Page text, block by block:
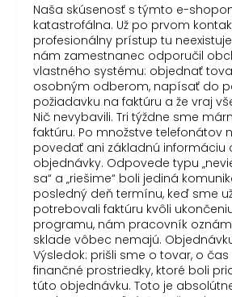
Naša skúsenosť s týmto e-
katastrofálna. Už po prvom
profesionálny prístup tu
nám zamestnanec odporučil
vlastného systému: objednať
osobným odberom, napísať do
požiadavku na faktúru a že vraj
Nič nevybavili. Tri týždne sme
faktúru. Po množstve telefonátov
povedať ani základnú informáciu
objednávky. Odpovede typu
sa“ a „riešime“ boli jediná
posledný deň termínu, keď sme
potrebovali faktúru kvôli
programu, nám pracovník
sklade vôbec nemajú.
Výsledok: prišli sme o tovar, o
finančné prostriedky, ktoré boli
túto objednávku. Toto je